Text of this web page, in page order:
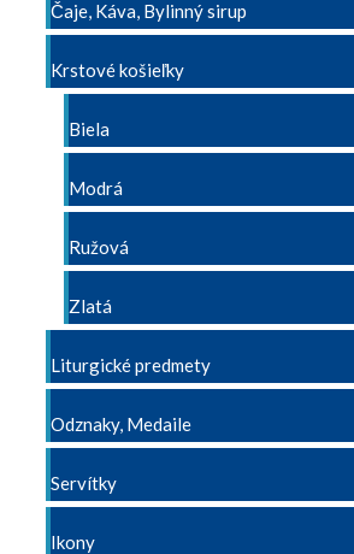
Čaje, Káva, Bylinný sirup
Krstové košieľky
Biela
Modrá
Ružová
Zlatá
Liturgické predmety
Odznaky, Medaile
Servítky
Ikony